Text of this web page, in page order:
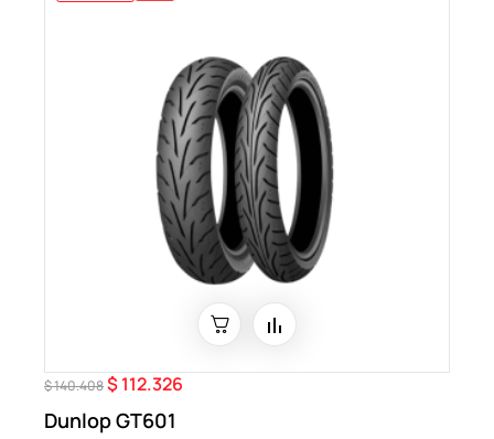
Precio
regular
$ 140.408Precio
$ 112.326
Dunlop GT601